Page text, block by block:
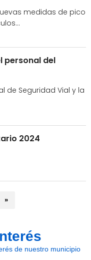
medidas de pico
personal del
de Seguridad Vial y la
2024
»
de nuestro municipio